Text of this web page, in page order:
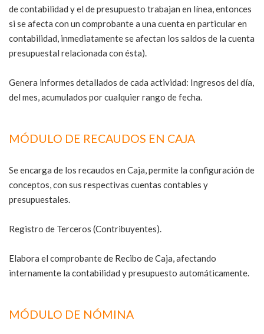
de contabilidad y el de presupuesto trabajan en línea, entonces
si se afecta con un comprobante a una cuenta en particular en
contabilidad, inmediatamente se afectan los saldos de la cuenta
presupuestal relacionada con ésta).
Genera informes detallados de cada actividad: Ingresos del día,
del mes, acumulados por cualquier rango de fecha.
MÓDULO DE RECAUDOS EN CAJA
Se encarga de los recaudos en Caja, permite la configuración de
conceptos, con sus respectivas cuentas contables y
presupuestales.
Registro de Terceros (Contribuyentes).
Elabora el comprobante de Recibo de Caja, afectando
internamente la contabilidad y presupuesto automáticamente.
MÓDULO DE NÓMINA